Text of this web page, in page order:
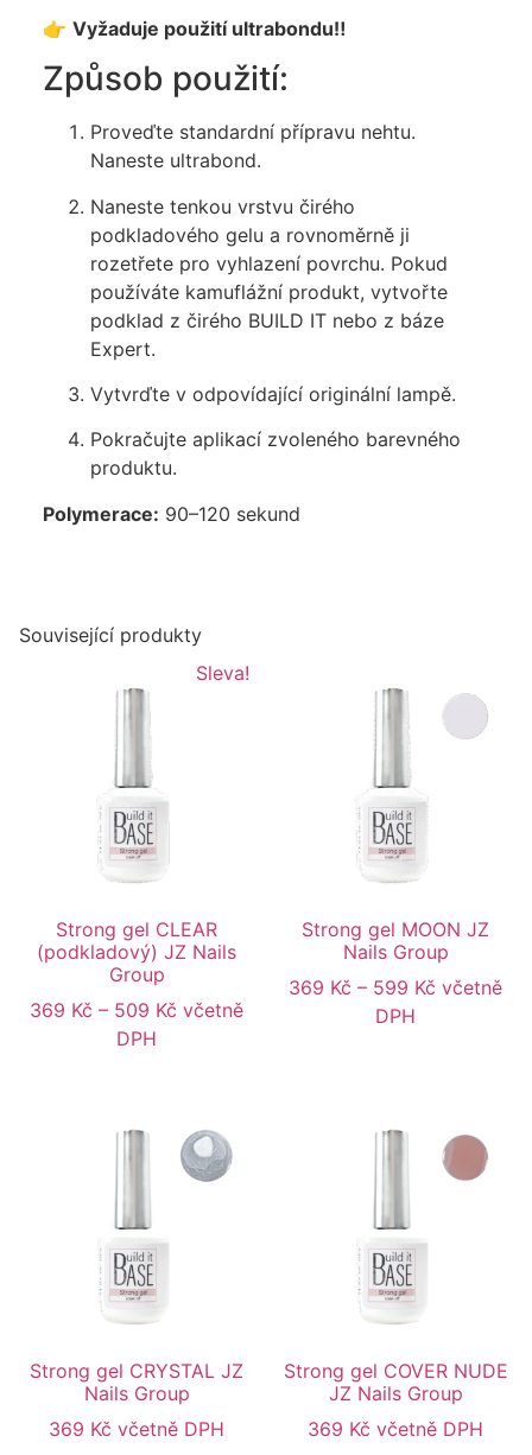
👉 Vyžaduje použití ultrabondu‼️
Způsob použití:
Proveďte standardní přípravu nehtu.
Naneste ultrabond.
Naneste tenkou vrstvu čirého
podkladového gelu a rovnoměrně ji
rozetřete pro vyhlazení povrchu. Pokud
používáte kamuflážní produkt, vytvořte
podklad z čirého BUILD IT nebo z báze
Expert.
Vytvrďte v odpovídající originální lampě.
Pokračujte aplikací zvoleného barevného
produktu.
Polymerace: 90–120 sekund
Související produkty
Sleva!
Strong gel CLEAR
(podkladový) JZ Nails
Group
369 Kč – 509 Kč včetně
DPH
Strong gel MOON JZ
Nails Group
369 Kč – 599 Kč včetně
DPH
Strong gel CRYSTAL JZ
Nails Group
369 Kč včetně DPH
Strong gel COVER NUDE
JZ Nails Group
369 Kč včetně DPH